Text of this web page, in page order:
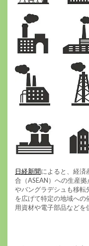
日経新聞によると、経済
合（ASEAN）への生産
やバングラデシュも移転
を広げて特定の地域への
用資材や電子部品などを